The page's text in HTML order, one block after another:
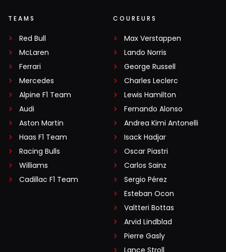
TEAMS
Red Bull
McLaren
Ferrari
Mercedes
Alpine F1 Team
Audi
Aston Martin
Haas F1 Team
Racing Bulls
Williams
Cadillac F1 Team
COUREURS
Max Verstappen
Lando Norris
George Russell
Charles Leclerc
Lewis Hamilton
Fernando Alonso
Andrea Kimi Antonelli
Isack Hadjar
Oscar Piastri
Carlos Sainz
Sergio Pérez
Esteban Ocon
Valtteri Bottas
Arvid Lindblad
Pierre Gasly
Lance Stroll